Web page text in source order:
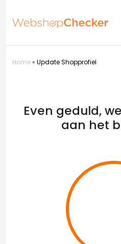
Home» Update Shopprofiel
Even geduld,
aan het